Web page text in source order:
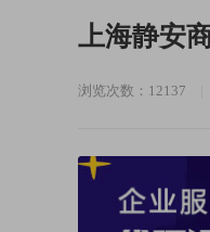
上海静安
浏览次数：12137